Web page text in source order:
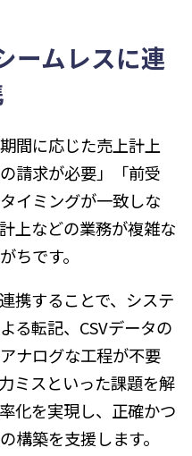
ームレスに連
間に応じた売上計上
請求が必要」「前受
イミングが一致しな
上などの業務が複雑な
ちです。
携することで、システ
る転記、CSVデータの
ナログな工程が不要
ミスといった課題を解
化を実現し、正確かつ
構築を支援します。